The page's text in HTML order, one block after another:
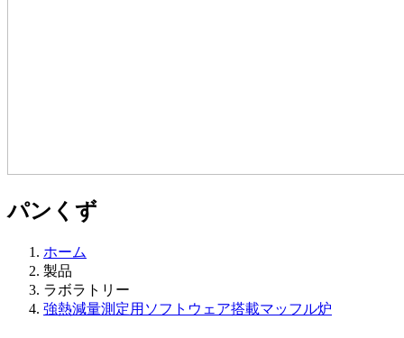
パンくず
ホーム
製品
ラボラトリー
強熱減量測定用ソフトウェア搭載マッフル炉